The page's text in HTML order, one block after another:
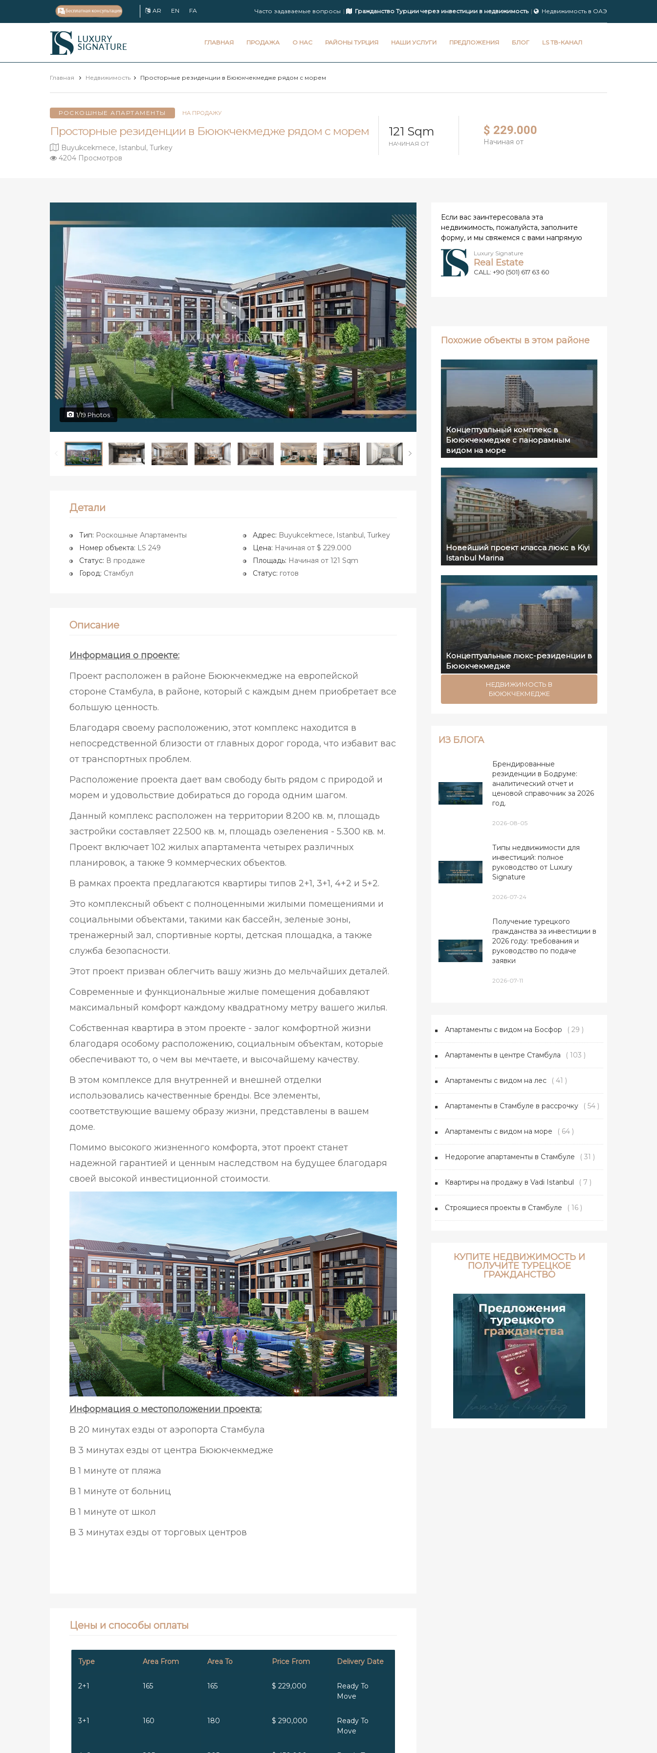
AR EN FA Часто задаваемые вопросы Гражданство Турции через инвестиции в недвижимость Недвижимость в ОАЭ
Luxury
Signature
ГЛАВНАЯ ПРОДАЖА О НАС РАЙОНЫ ТУРЦИЯ НАШИ УСЛУГИ ПРЕДЛОЖЕНИЯ БЛОГ LS ТВ-КАНАЛ
Главная Недвижимость Просторные резиденции в Бююкчекмедже рядом с морем
РОСКОШНЫЕ АПАРТАМЕНТЫ НА ПРОДАЖУ
Просторные резиденции в Бююкчекмедже рядом с морем
Buyukcekmece, Istanbul, Turkey
4204 Просмотров
121 Sqm
НАЧИНАЯ ОТ
$ 229.000
Начиная от
1/19 Photos
Детали
Тип: Роскошные Апартаменты
Номер объекта: LS 249
Статус: В продаже
Город: Стамбул
Адрес: Buyukcekmece, Istanbul, Turkey
Цена: Начиная от $ 229.000
Площадь: Начиная от 121 Sqm
Статус: готов
Описание
Информация о проекте:
Проект расположен в районе Бююкчекмедже на европейской
стороне Стамбула, в районе, который с каждым днем приобретает все
большую ценность.
Благодаря своему расположению, этот комплекс находится в
непосредственной близости от главных дорог города, что избавит вас
от транспортных проблем.
Расположение проекта дает вам свободу быть рядом с природой и
морем и удовольствие добираться до города одним шагом.
Данный комплекс расположен на территории 8.200 кв. м, площадь
застройки составляет 22.500 кв. м, площадь озеленения - 5.300 кв. м.
Проект включает 102 жилых апартамента четырех различных
планировок, а также 9 коммерческих объектов.
В рамках проекта предлагаются квартиры типов 2+1, 3+1, 4+2 и 5+2.
Это комплексный объект с полноценными жилыми помещениями и
социальными объектами, такими как бассейн, зеленые зоны,
тренажерный зал, спортивные корты, детская площадка, а также
служба безопасности.
Этот проект призван облегчить вашу жизнь до мельчайших деталей.
Современные и функциональные жилые помещения добавляют
максимальный комфорт каждому квадратному метру вашего жилья.
Собственная квартира в этом проекте - залог комфортной жизни
благодаря особому расположению, социальным объектам, которые
обеспечивают то, о чем вы мечтаете, и высочайшему качеству.
В этом комплексе для внутренней и внешней отделки
использовались качественные бренды. Все элементы,
соответствующие вашему образу жизни, представлены в вашем
доме.
Помимо высокого жизненного комфорта, этот проект станет
надежной гарантией и ценным наследством на будущее благодаря
своей высокой инвестиционной стоимости.
Информация о местоположении проекта:
В 20 минутах езды от аэропорта Стамбула
В 3 минутах езды от центра Бююкчекмедже
В 1 минуте от пляжа
В 1 минуте от больниц
В 1 минуте от школ
В 3 минутах езды от торговых центров
Цены и способы оплаты
Type Area From Area To Price From Delivery Date
2+1 165 165 $ 229,000
Ready To
Move
3+1 160 180 $ 290,000
Ready To
Move
Если вас заинтересовала эта
недвижимость, пожалуйста, заполните
форму, и мы свяжемся с вами напрямую
Luxury Signature
Real Estate
CALL: +90 (501) 617 63 60
Похожие объекты в этом районе
Концептуальный комплекс в
Бююкчекмедже с панорамным
видом на море
Новейший проект класса люкс в Kiyi
Istanbul Marina
Концептуальные люкс-резиденции в
Бююкчекмедже
НЕДВИЖИМОСТЬ В
БЮЮКЧЕКМЕДЖЕ
ИЗ БЛОГА
Брендированные
резиденции в Бодруме:
аналитический отчет и
ценовой справочник за 2026
год.
2026-08-05
Типы недвижимости для
инвестиций: полное
руководство от Luxury
Signature
2026-07-24
Получение турецкого
гражданства за инвестиции в
2026 году: требования и
руководство по подаче
заявки
2026-07-11
Апартаменты с видом на Босфор ( 29 )
Апартаменты в центре Стамбула ( 103 )
Апартаменты с видом на лес ( 41 )
Апартаменты в Стамбуле в рассрочку ( 54 )
Апартаменты с видом на море ( 64 )
Недорогие апартаменты в Стамбуле ( 31 )
Квартиры на продажу в Vadi Istanbul ( 7 )
Строящиеся проекты в Стамбуле ( 16 )
КУПИТЕ НЕДВИЖИМОСТЬ И
ПОЛУЧИТЕ ТУРЕЦКОЕ
ГРАЖДАНСТВО